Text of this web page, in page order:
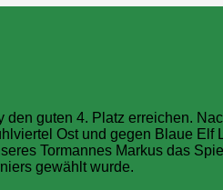
guten 4. Platz erreichen.
Ost und gegen Blaue
Tormannes Markus das
gewählt wurde.